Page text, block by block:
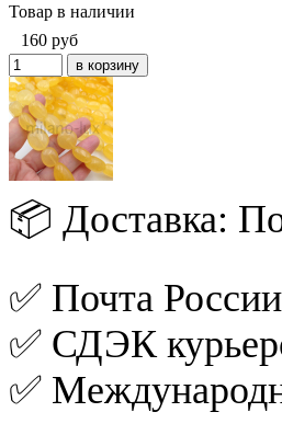
Товар в наличии
160 руб
📦 Доставка:
✅ Почта
✅ СДЭК
✅